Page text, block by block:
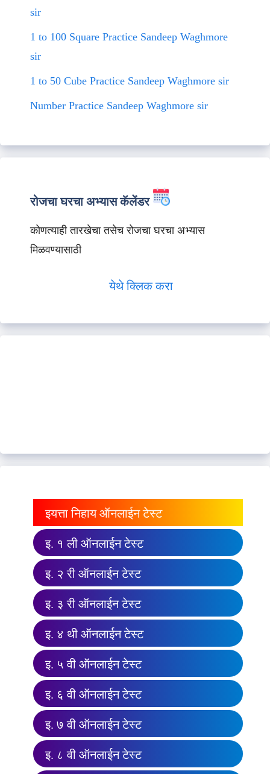
sir
1 to 100 Square Practice Sandeep Waghmore
sir
1 to 50 Cube Practice Sandeep Waghmore sir
Number Practice Sandeep Waghmore sir
रोजचा घरचा अभ्यास कॅलेंडर
कोणत्याही तारखेचा तसेच रोजचा घरचा अभ्यास
मिळवण्यासाठी
येथे क्लिक करा
इयत्ता निहाय ऑनलाईन टेस्ट
इ. १ ली ऑनलाईन टेस्ट
इ. २ री ऑनलाईन टेस्ट
इ. ३ री ऑनलाईन टेस्ट
इ. ४ थी ऑनलाईन टेस्ट
इ. ५ वी ऑनलाईन टेस्ट
इ. ६ वी ऑनलाईन टेस्ट
इ. ७ वी ऑनलाईन टेस्ट
इ. ८ वी ऑनलाईन टेस्ट